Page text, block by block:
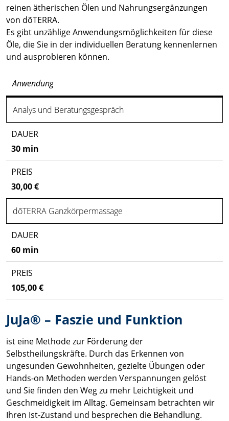
reinen ätherischen Ölen und Nahrungsergänzungen
von dõTERRA.
Es gibt unzählige Anwendungsmöglichkeiten für diese
Öle, die Sie in der individuellen Beratung kennenlernen
und ausprobieren können.
Anwendung
Analys und Beratungsgespräch
30 min
30,00 €
dõTERRA Ganzkörpermassage
60 min
105,00 €
JuJa® – Faszie und Funktion
ist eine Methode zur Förderung der
Selbstheilungskräfte. Durch das Erkennen von
ungesunden Gewohnheiten, gezielte Übungen oder
Hands-on Methoden werden Verspannungen gelöst
und Sie finden den Weg zu mehr Leichtigkeit und
Geschmeidigkeit im Alltag. Gemeinsam betrachten wir
Ihren Ist-Zustand und besprechen die Behandlung.